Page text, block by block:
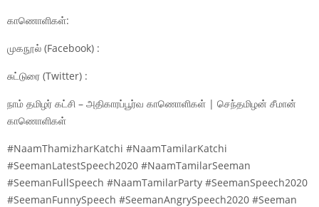
காணொளிகள்:
முகநூல் (Facebook) :
சுட்டுரை (Twitter) :
நாம் தமிழர் கட்சி – அதிகாரப்பூர்வ காணொளிகள் | செந்தமிழன் சீமான்
காணொளிகள்
#NaamThamizharKatchi #NaamTamilarKatchi
#SeemanLatestSpeech2020 #NaamTamilarSeeman
#SeemanFullSpeech #NaamTamilarParty #SeemanSpeech2020
#SeemanFunnySpeech #SeemanAngrySpeech2020 #Seeman